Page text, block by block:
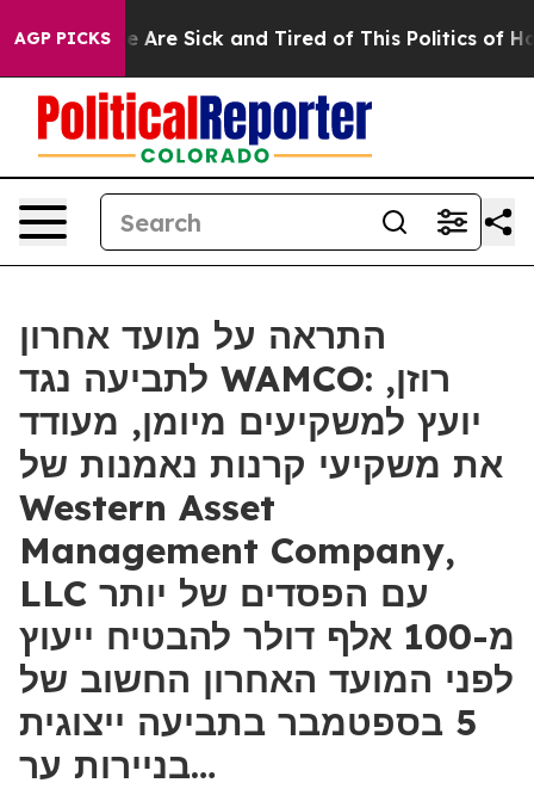
AGP PICKS
“People Are Sick and Tired of This Politics of
התראה על מועד אחרון
לתביעה נגד WAMCO: רוזן,
יועץ למשקיעים מיומן, מעודד
את משקיעי קרנות נאמנות של
Western Asset
Management Company,
LLC עם הפסדים של יותר
מ-100 אלף דולר להבטיח ייעוץ
לפני המועד האחרון החשוב של
5 בספטמבר בתביעה ייצוגית
בניירות ער…